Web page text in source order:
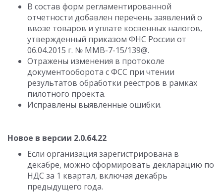
В состав форм регламентированной
отчетности добавлен перечень заявлений о
ввозе товаров и уплате косвенных налогов,
утвержденный приказом ФНС России от
06.04.2015 г. № ММВ-7-15/139@.
Отражены изменения в протоколе
документооборота с ФСС при чтении
результатов обработки реестров в рамках
пилотного проекта.
Исправлены выявленные ошибки.
Новое в версии 2.0.64.22
Если организация зарегистрирована в
декабре, можно сформировать декларацию по
НДС за 1 квартал, включая декабрь
предыдущего года.